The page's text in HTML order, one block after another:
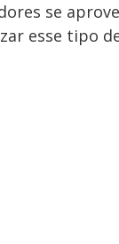
se
esse tipo